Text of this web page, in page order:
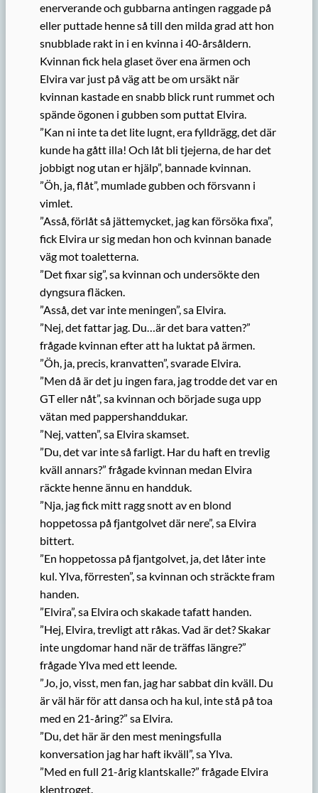
enerverande och gubbarna antingen raggade på
eller puttade henne så till den milda grad att hon
snubblade rakt in i en kvinna i 40-årsåldern.
Kvinnan fick hela glaset över ena ärmen och
Elvira var just på väg att be om ursäkt när
kvinnan kastade en snabb blick runt rummet och
spände ögonen i gubben som puttat Elvira.
”Kan ni inte ta det lite lugnt, era fylldrägg, det där
kunde ha gått illa! Och låt bli tjejerna, de har det
jobbigt nog utan er hjälp”, bannade kvinnan.
”Öh, ja, flåt”, mumlade gubben och försvann i
vimlet.
”Asså, förlåt så jättemycket, jag kan försöka fixa”,
fick Elvira ur sig medan hon och kvinnan banade
väg mot toaletterna.
”Det fixar sig”, sa kvinnan och undersökte den
dyngsura fläcken.
”Asså, det var inte meningen”, sa Elvira.
”Nej, det fattar jag. Du…är det bara vatten?”
frågade kvinnan efter att ha luktat på ärmen.
”Öh, ja, precis, kranvatten”, svarade Elvira.
”Men då är det ju ingen fara, jag trodde det var en
GT eller nåt”, sa kvinnan och började suga upp
vätan med pappershanddukar.
”Nej, vatten”, sa Elvira skamset.
”Du, det var inte så farligt. Har du haft en trevlig
kväll annars?” frågade kvinnan medan Elvira
räckte henne ännu en handduk.
”Nja, jag fick mitt ragg snott av en blond
hoppetossa på fjantgolvet där nere”, sa Elvira
bittert.
”En hoppetossa på fjantgolvet, ja, det låter inte
kul. Ylva, förresten”, sa kvinnan och sträckte fram
handen.
”Elvira”, sa Elvira och skakade tafatt handen.
”Hej, Elvira, trevligt att råkas. Vad är det? Skakar
inte ungdomar hand när de träffas längre?”
frågade Ylva med ett leende.
”Jo, jo, visst, men fan, jag har sabbat din kväll. Du
är väl här för att dansa och ha kul, inte stå på toa
med en 21-åring?” sa Elvira.
”Du, det här är den mest meningsfulla
konversation jag har haft ikväll”, sa Ylva.
”Med en full 21-årig klantskalle?” frågade Elvira
klentroget.